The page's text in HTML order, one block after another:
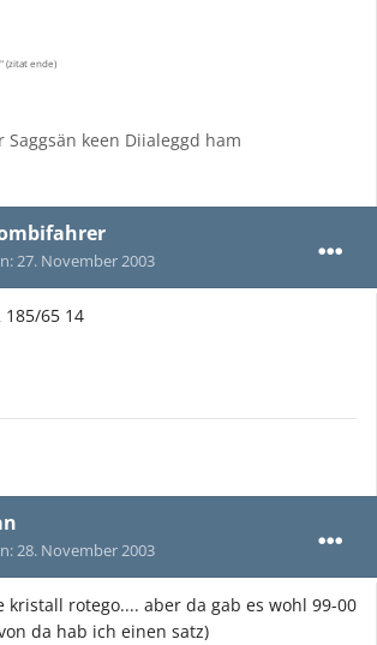
(zitat ende)
Saggsän keen Diialeggd ham
27. November 2003
65 14
28. November 2003
kristall rotego.... aber da gab es wohl 99-00
da hab ich einen satz)